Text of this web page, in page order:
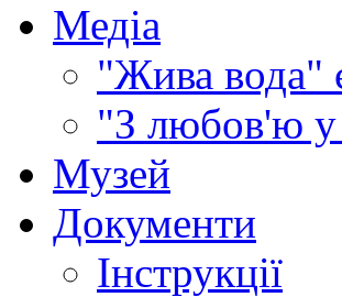
Медіа
"Жива вода"
"З любов'ю у
Музей
Документи
Інструкції